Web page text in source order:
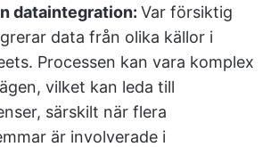
dataintegration: Var försiktig
data från olika källor i
Processen kan vara komplex
vilket kan leda till
särskilt när flera
är involverade i